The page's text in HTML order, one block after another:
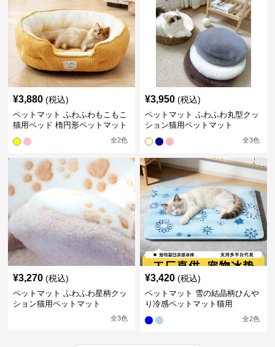
¥3,880 (税込)
ペットマット ふわふわもこもこ
猫用ベッド 楕円形ペットマット
全2色
¥3,950 (税込)
ペットマット ふわふわ丸型クッ
ション猫用ペットマット
全3色
¥3,270 (税込)
ペットマット ふわふわ星柄クッ
ション猫用ペットマット
全3色
¥3,420 (税込)
ペットマット 雪の結晶柄ひんや
り冷感ペットマット猫用
全2色